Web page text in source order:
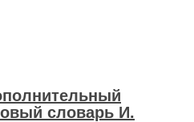
словарь И.